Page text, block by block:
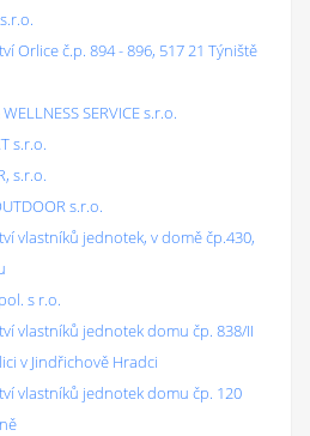
Orlice č.p. 894 - 896, 517 21 Týniště
SERVICE s.r.o.
s.r.o.
s.r.o.
s.r.o.
vlastníků jednotek, v domě čp.430,
s r.o.
vlastníků jednotek domu čp. 838/II
v Jindřichově Hradci
vlastníků jednotek domu čp. 120